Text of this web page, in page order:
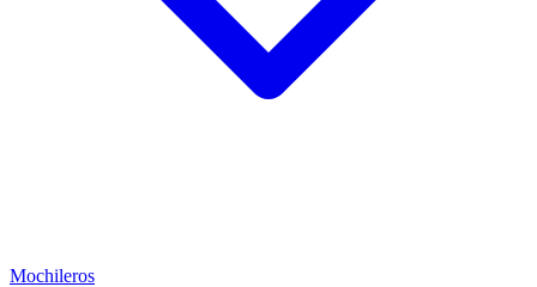
Mochileros